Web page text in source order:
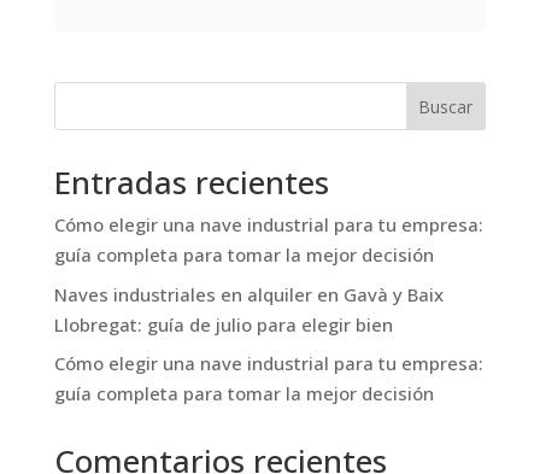
Dispone de amplio salón-comedor con
cocina abierta totalmente equipada,
acceso directo al jardín, 5 dormitorios
dobles (uno en planta baja), 3 baños
completos y suite principal con gran
vestidor.
Se alquila amueblada, con aire
lavadero independiente y garaje.
exclusiva, cerca de colegios
Buscar
Entradas recientes
Cómo elegir una nave industrial para tu empresa:
guía completa para tomar la mejor decisión
Naves industriales en alquiler en Gavà y Baix
Llobregat: guía de julio para elegir bien
Cómo elegir una nave industrial para tu empresa:
guía completa para tomar la mejor decisión
Comentarios recientes